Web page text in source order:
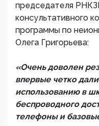
председателя
консультативного
программы по
Олега Григорьева:
«Очень доволен
впервые четко
использованию в
беспроводного
телефоны и